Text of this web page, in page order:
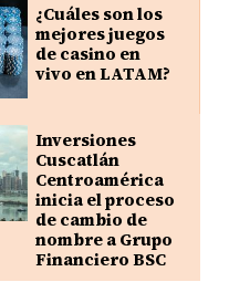
¿Cuáles son los
mejores juegos
de casino en
vivo en LATAM?
Inversiones
Cuscatlán
Centroamérica
inicia el proceso
de cambio de
nombre a Grupo
Financiero BSC